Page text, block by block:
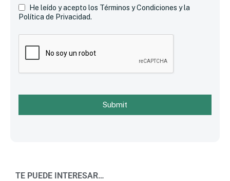
He leído y acepto los Términos y Condiciones y la
Política de Privacidad.
Submit
TE PUEDE INTERESAR…